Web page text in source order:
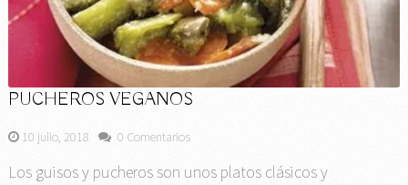
PUCHEROS VEGANOS
10 julio, 2018 0 Comentarios
Los guisos y pucheros son unos platos clásicos y